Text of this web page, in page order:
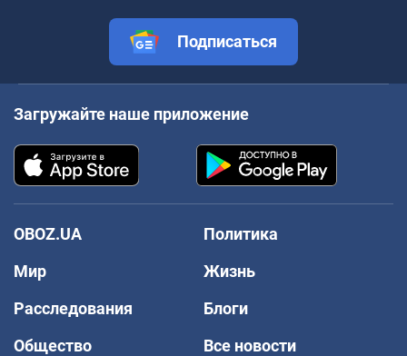
Подписаться
Загружайте наше приложение
OBOZ.UA
Политика
Мир
Жизнь
Расследования
Блоги
Общество
Все новости